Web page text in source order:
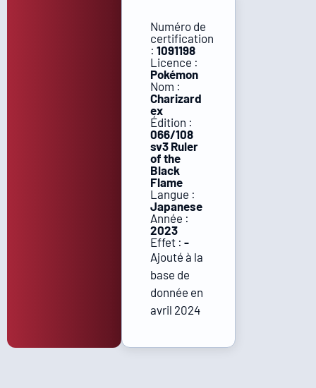
Numéro de
certification
: 1091198
Licence :
Pokémon
Nom :
Charizard
ex
Édition :
066/108
sv3 Ruler
of the
Black
Flame
Langue :
Japanese
Année :
2023
Effet : -
Ajouté à la
base de
donnée en
avril 2024